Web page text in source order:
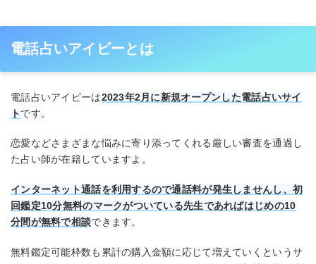
電話占いアイビーとは
電話占いアイビーは2023年2月に新規オープンした電話占いサイ
トです。
恋愛などさまざまな悩みに寄り添ってくれる厳しい審査を通過し
た占い師が在籍していますよ。
インターネット通話を利用するので通話料が発生しませんし、初
回鑑定10分無料のマークがついている先生であればはじめの10
分間が無料で相談できます。
無料鑑定可能枠数も累計の購入金額に応じて増えていくというサ